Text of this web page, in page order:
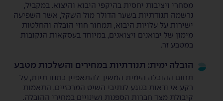
מסחרי ויציבות יחסית בהיקפי היבוא והיצוא. במקביל,
נרשמה תנודתיות בשער הדולר מול השקל, אשר השפיעה
ישירות על עלויות היבוא, תמחור חוזי הובלה והחלטות
מימון של יבואנים ויצואנים, במיוחד בעסקאות הנקובות
במטבע זר.
הובלה ימית: תנודתיות במחירים והשלכות מטבע
תחום ההובלה הימית המשיך להתאפיין בתנודתיות, על
רקע אי ודאות בנוגע לנתיבי השיט המרכזיים, התאמות
קיבולת מצד חברות הספנות ושינויים במחירי ההובלה.